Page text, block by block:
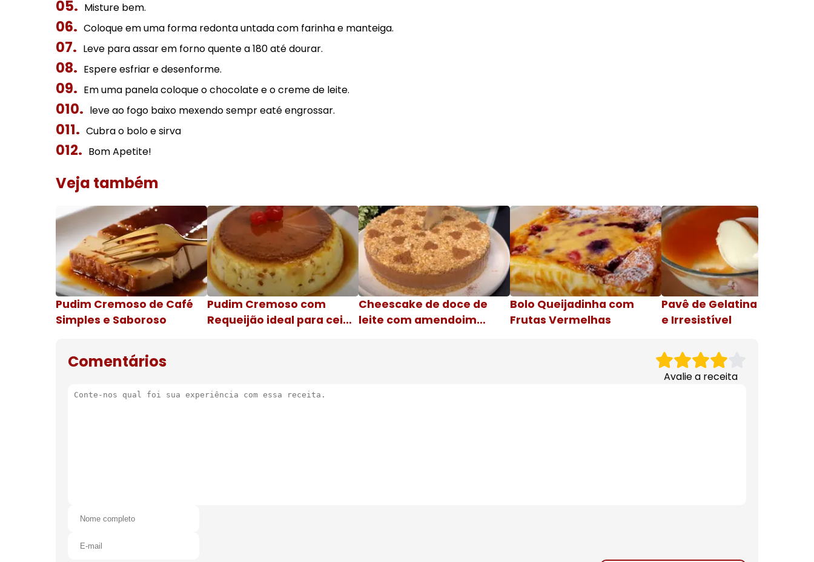
Misture bem.
Coloque em uma forma redonta untada com farinha e manteiga.
Leve para assar em forno quente a 180 até dourar.
Espere esfriar e desenforme.
Em uma panela coloque o chocolate e o creme de leite.
leve ao fogo baixo mexendo sempr eaté engrossar.
Cubra o bolo e sirva
Bom Apetite!
Veja também
Pudim Cremoso de Café
Simples e Saboroso
Pudim Cremoso com
Requeijão ideal para ceia
Cheescake de doce de
leite com amendoim
Bolo Queijadinha com
Frutas Vermelhas
Pavê de Gelatina Cremosa
e Irresistível
Comentários
Avalie a receita